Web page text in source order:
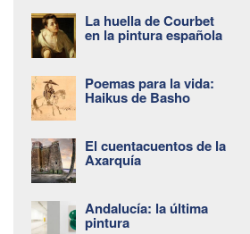
La huella de Courbet
en la pintura española
Poemas para la vida:
Haikus de Basho
El cuentacuentos de la
Axarquía
Andalucía: la última
pintura